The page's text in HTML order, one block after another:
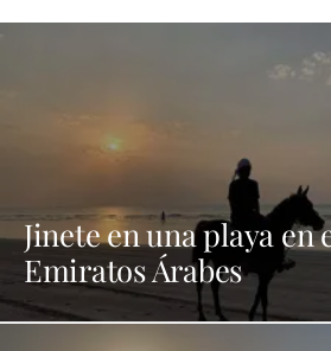
Jinete en una playa en
Emiratos Árabes